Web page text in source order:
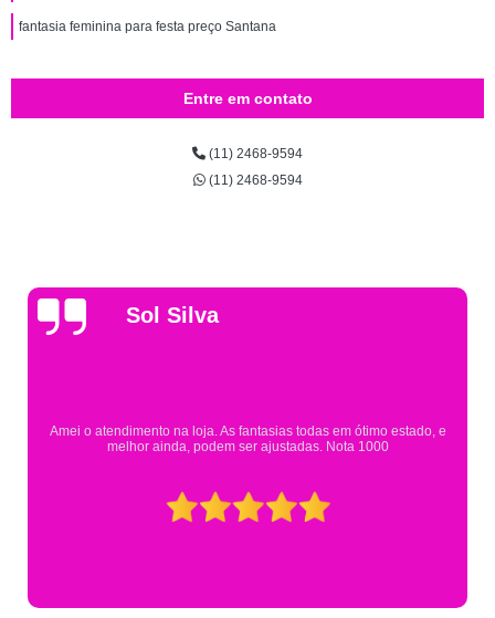
fantasia feminina para festa preço Santana
Entre em contato
(11) 2468-9594
(11) 2468-9594
Gsutavo Pinto
Pesquisei em mais de 20 lojas e só encontrei a fantasia de meu filho na
Eureka. Cheguei praticamente no horário em que estavam fechando e
mesmo assim fui muito bem atendido.